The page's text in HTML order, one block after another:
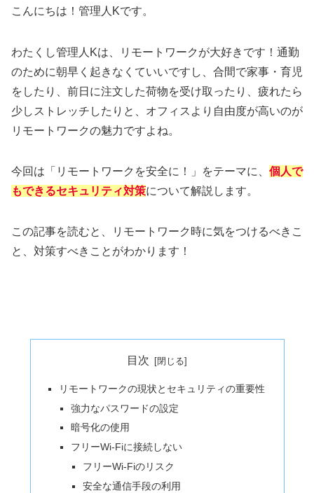
こんにちは！管理人Kです。
わたくし管理人Kは、リモートワークが大好きです！通勤
のために朝早く起きなくていいですし、合間で家事・育児
をしたり、前日に注文した荷物を受け取ったり、疲れたら
少しストレッチしたりと、オフィスより自由度が高いのが
リモートワークの魅力ですよね。
今回は「リモートワークを安全に！」をテーマに、 個人で
もできるセキュリティ対策について解説します。
この記事を読むと、リモートワーク時に気をつけるべきこ
と、対策すべきことがわかります！
目次
リモートワークの現状とセキュリティの重要性
強力なパスワードの設定
暗号化の使用
フリーWi-Fiに接続しない
フリーWi-Fiのリスク
安全な通信手段の利用